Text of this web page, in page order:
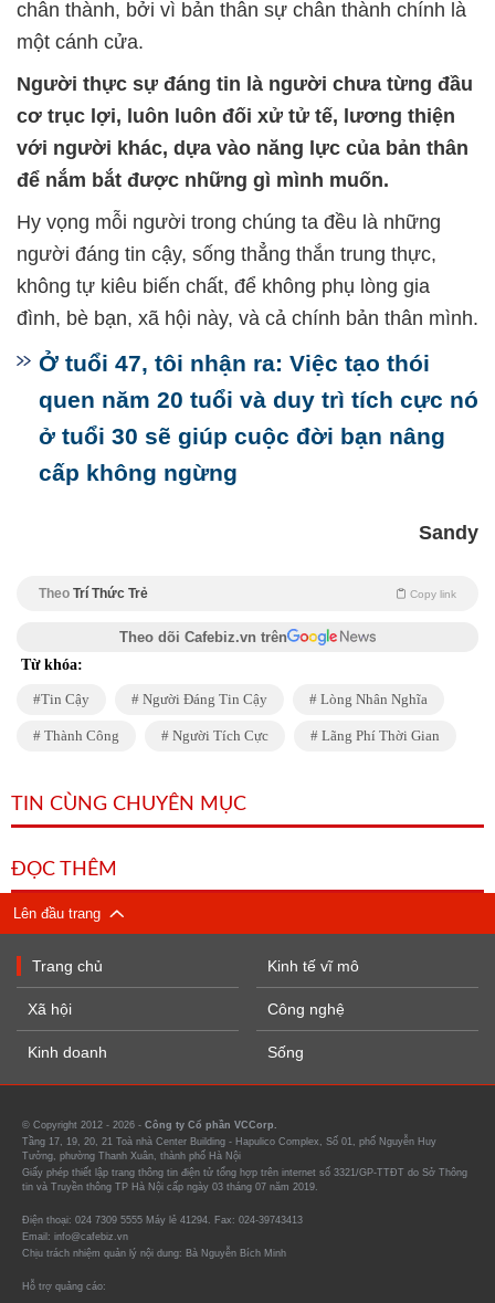
chân thành, bởi vì bản thân sự chân thành chính là
một cánh cửa.
Người thực sự đáng tin là người chưa từng đầu
cơ trục lợi, luôn luôn đối xử tử tế, lương thiện
với người khác, dựa vào năng lực của bản thân
để nắm bắt được những gì mình muốn.
Hy vọng mỗi người trong chúng ta đều là những
người đáng tin cậy, sống thẳng thắn trung thực,
không tự kiêu biến chất, để không phụ lòng gia
đình, bè bạn, xã hội này, và cả chính bản thân mình.
Ở tuổi 47, tôi nhận ra: Việc tạo thói
quen năm 20 tuổi và duy trì tích cực nó
ở tuổi 30 sẽ giúp cuộc đời bạn nâng
cấp không ngừng
Sandy
Theo Trí Thức Trẻ Copy link
Theo dõi Cafebiz.vn trên
Từ khóa:
Tin Cậy Người Đáng Tin Cậy Lòng Nhân Nghĩa
Thành Công Người Tích Cực Lãng Phí Thời Gian
TIN CÙNG CHUYÊN MỤC
ĐỌC THÊM
Lên đầu trang
Trang chủ
Xã hội
Kinh doanh
Kinh tế vĩ mô
Công nghệ
Sống
© Copyright 2012 - 2026 - Công ty Cổ phần VCCorp.
Tầng 17, 19, 20, 21 Toà nhà Center Building - Hapulico Complex, Số 01, phố Nguyễn Huy
Tưởng, phường Thanh Xuân, thành phố Hà Nội
Giấy phép thiết lập trang thông tin điện tử tổng hợp trên internet số 3321/GP-TTĐT do Sở Thông
tin và Truyền thông TP Hà Nội cấp ngày 03 tháng 07 năm 2019.
Điện thoại: 024 7309 5555 Máy lẻ 41294. Fax: 024-39743413
Email: info@cafebiz.vn
Chịu trách nhiệm quản lý nội dung: Bà Nguyễn Bích Minh
Hỗ trợ quảng cáo: